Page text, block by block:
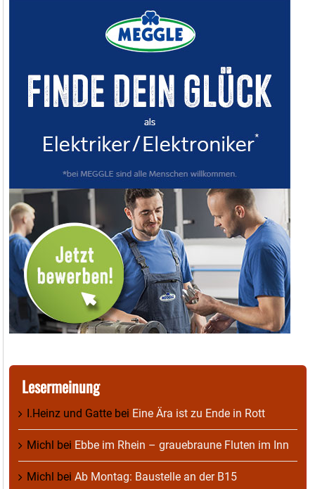
Lesermeinung
I.Heinz und Gatte bei Eine Ära ist zu Ende in Rott
Michl bei Ebbe im Rhein – grauebraune Fluten im Inn
Michl bei Ab Montag: Baustelle an der B15